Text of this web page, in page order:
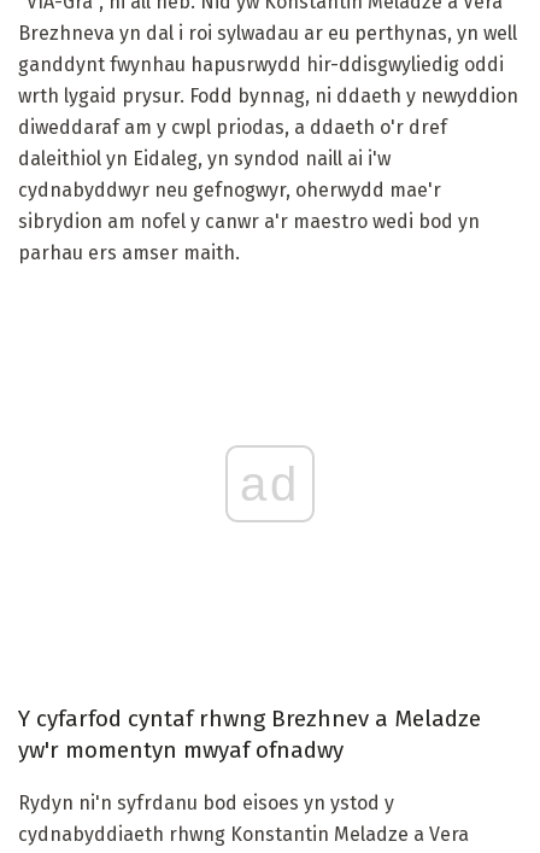
Brezhneva yn dal i roi sylwadau ar eu perthynas, yn well
ganddynt fwynhau hapusrwydd hir-ddisgwyliedig oddi
wrth lygaid prysur. Fodd bynnag, ni ddaeth y newyddion
diweddaraf am y cwpl priodas, a ddaeth o'r dref
daleithiol yn Eidaleg, yn syndod naill ai i'w
cydnabyddwyr neu gefnogwyr, oherwydd mae'r
sibrydion am nofel y canwr a'r maestro wedi bod yn
parhau ers amser maith.
ad
Y cyfarfod cyntaf rhwng Brezhnev a Meladze
yw'r momentyn mwyaf ofnadwy
Rydyn ni'n syfrdanu bod eisoes yn ystod y
cydnabyddiaeth rhwng Konstantin Meladze a Vera